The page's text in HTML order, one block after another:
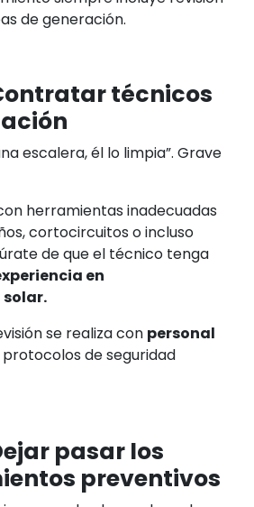
de generación.
técnicos
escalera, él lo limpia”. Grave
herramientas inadecuadas
cortocircuitos o incluso
de que el técnico tenga
en
se realiza con personal
de seguridad
pasar los
preventivos